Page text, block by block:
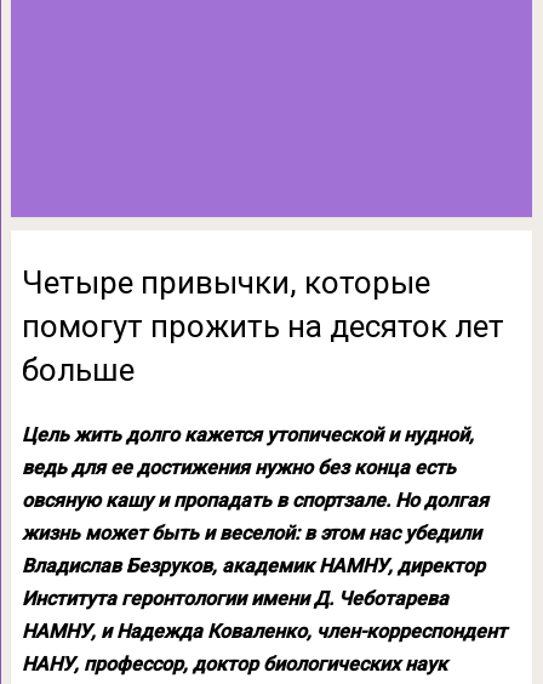
Четыре привычки, которые
помогут прожить на десяток лет
больше
Цель жить долго кажется утопической и нудной,
ведь для ее достижения нужно без конца есть
овсяную кашу и пропадать в спортзале. Но долгая
жизнь может быть и веселой: в этом нас убедили
Владислав Безруков, академик НАМНУ, директор
Института геронтологии имени Д. Чеботарева
НАМНУ, и Надежда Коваленко, член-корреспондент
НАНУ, профессор, доктор биологических наук